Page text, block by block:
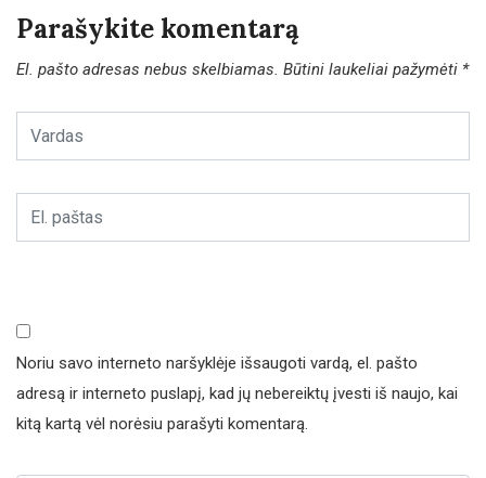
Parašykite komentarą
El. pašto adresas nebus skelbiamas. Būtini laukeliai pažymėti *
Noriu savo interneto naršyklėje išsaugoti vardą, el. pašto
adresą ir interneto puslapį, kad jų nebereiktų įvesti iš naujo, kai
kitą kartą vėl norėsiu parašyti komentarą.